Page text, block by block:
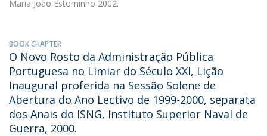
Maria João Estorninho 2002.
BOOK CHAPTER
O Novo Rosto da Administração Pública
Portuguesa no Limiar do Século XXI, Lição
Inaugural proferida na Sessão Solene de
Abertura do Ano Lectivo de 1999-2000, separata
dos Anais do ISNG, Instituto Superior Naval de
Guerra, 2000.